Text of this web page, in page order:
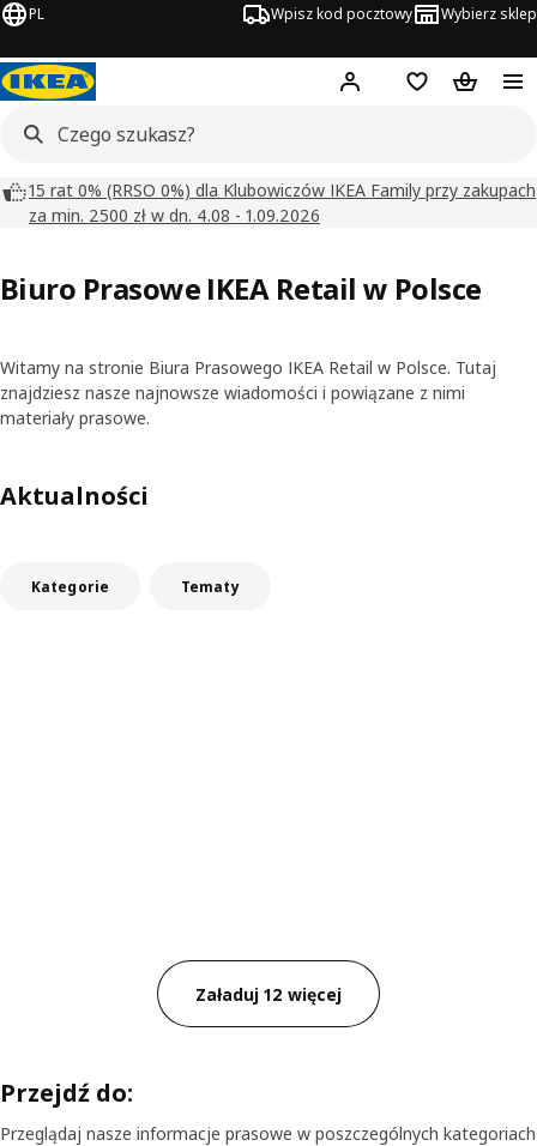
PL Wpisz kod pocztowy Wybierz sklep
Hej! Zaloguj się
Lista zakupowa
Koszyk
15 rat 0% (RRSO 0%) dla Klubowiczów IKEA Family przy zakupach
za min. 2500 zł w dn. 4.08 - 1.09.2026
Biuro Prasowe IKEA Retail w Polsce
Witamy na stronie Biura Prasowego IKEA Retail w Polsce. Tutaj
znajdziesz nasze najnowsze wiadomości i powiązane z nimi
materiały prasowe.
Aktualności
Kategorie Tematy
Załaduj 12 więcej
Przejdź do:
Przeglądaj nasze informacje prasowe w poszczególnych kategoriach